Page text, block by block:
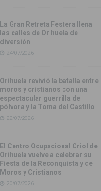
La Gran Retreta Festera llena
las calles de Orihuela de
diversión
24/07/2026
Orihuela revivió la batalla entre
moros y cristianos con una
espectacular guerrilla de
pólvora y la Toma del Castillo
22/07/2026
El Centro Ocupacional Oriol de
Orihuela vuelve a celebrar su
Fiesta de la Reconquista y de
Moros y Cristianos
20/07/2026